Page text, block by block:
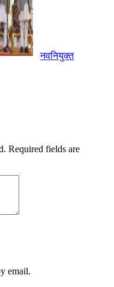
नवनियुक्त
Required fields are
email.